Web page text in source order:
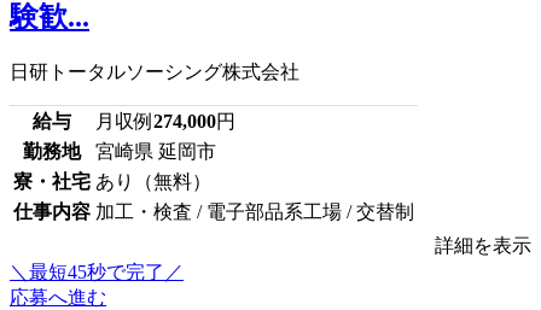
験歓...
日研トータルソーシング株式会社
給与 月収例 274,000円
勤務地
宮崎県 延岡市
寮・社宅 あり（無料）
仕事内容 加工・検査 / 電子部品系工場 / 交替制
詳細を表示
＼最短45秒で完了／
応募へ進む